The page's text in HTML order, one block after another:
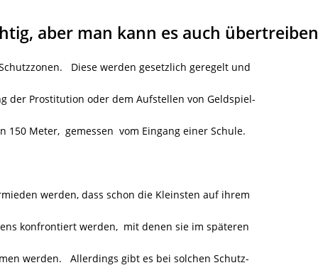
aber man kann es auch übertreiben
Diese werden gesetzlich geregelt und
Prostitution oder dem Aufstellen von Geldspiel-
150 Meter, gemessen vom Eingang einer Schule.
werden, dass schon die Kleinsten auf ihrem
konfrontiert werden, mit denen sie im späteren
werden. Allerdings gibt es bei solchen Schutz-